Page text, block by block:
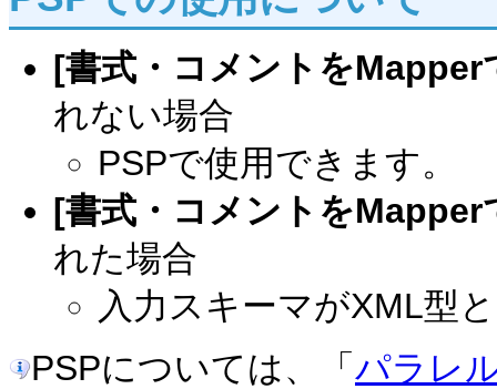
[書式・コメントをMapper
れない場合
PSPで使用できます。
[書式・コメントをMapper
れた場合
入力スキーマがXML型
PSPについては、「 パラレ